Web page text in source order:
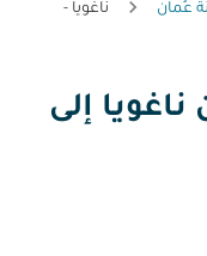
عُمان
ناغويا -
ناغويا إلى
أو التفاعل مع